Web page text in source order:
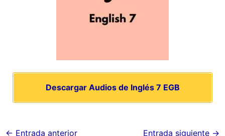
Descargar Audios de Inglés 7 EGB
← Entrada anterior Entrada siguiente →